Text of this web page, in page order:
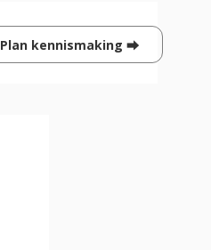
Plan kennismaking ⮕